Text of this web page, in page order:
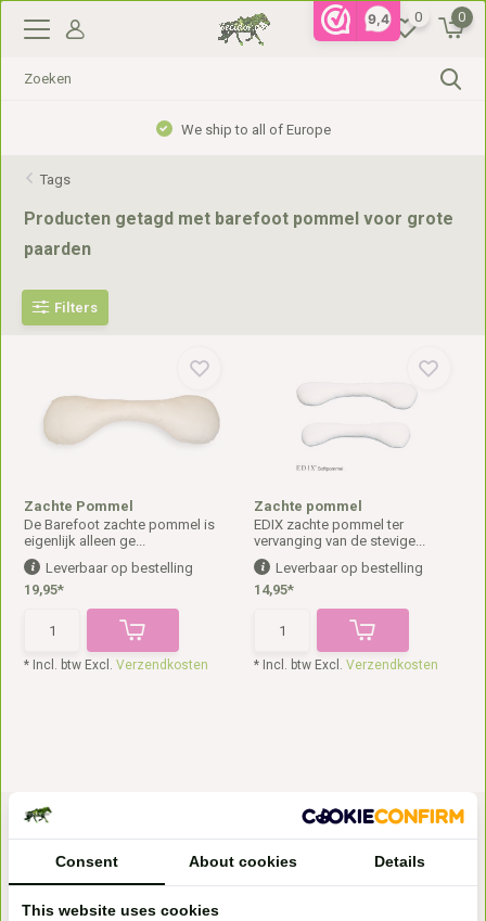
9,4 0 0
We ship to all of Europe
Tags
Producten getagd met barefoot pommel voor grote
paarden
Filters
Zachte Pommel
De Barefoot zachte pommel is
eigenlijk alleen ge...
Leverbaar op bestelling
19,95*
* Incl. btw Excl.Verzendkosten
Zachte pommel
EDIX zachte pommel ter
vervanging van de stevige...
Leverbaar op bestelling
14,95*
* Incl. btw Excl. Verzendkosten
Consent About cookies Details
This website uses cookies